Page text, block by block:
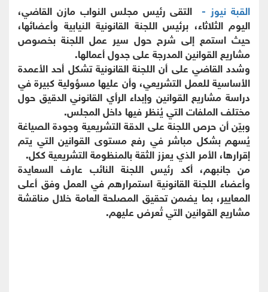
القبة نيوز - التقى رئيس مجلس النواب مازن القاضي،
اليوم الثلاثاء، برئيس اللجنة القانونية النيابية وأعضائها،
حيث استمع إلى شرح حول سير عمل اللجنة بخصوص
مشاريع القوانين المدرجة على جدول أعمالها.
وشدد القاضي على أن اللجنة القانونية تشكل أحد الأعمدة
الأساسية للعمل التشريعي، وأن عليها مسؤولية كبيرة في
دراسة مشاريع القوانين وإبداء الرأي القانوني الدقيق حول
مختلف الملفات التي يُنظر فيها داخل المجلس.
وبيّن أن حرص اللجنة على الدقة التشريعية وجودة الصياغة
يُسهم بشكل مباشر في رفع مستوى القوانين التي يتم
إقرارها، الأمر الذي يعزز الثقة بالمنظومة التشريعية ككل.
من جانبهم، أكد رئيس اللجنة النائب عارف السعايدة
وأعضاء اللجنة القانونية استمرارهم في العمل وفق أعلى
المعايير، بما يضمن تحقيق المصلحة العامة خلال مناقشة
مشاريع القوانين التي تُعرض عليهم.